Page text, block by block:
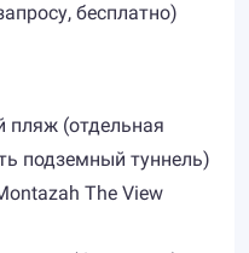
бесплатно)
пляж (отдельная
подземный туннель)
The View